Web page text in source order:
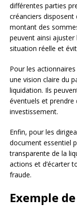
différentes parties
créanciers disposent
montant des
peuvent ainsi
situation réelle et
Pour les
une vision claire du
liquidation. Ils
éventuels et prendre
investissement.
Enfin, pour les
document essentiel
transparente de la
actions et d’écarter
fraude.
Exemple